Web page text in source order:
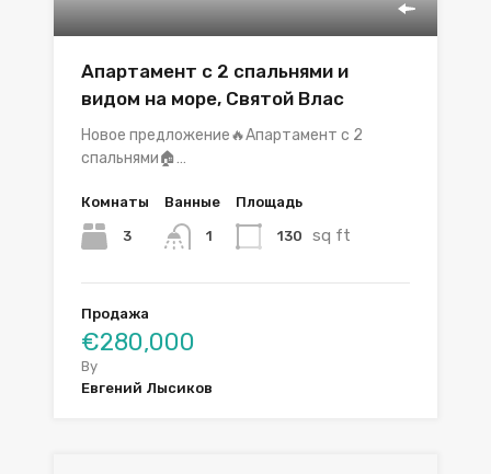
Апартамент с 2 спальнями и
видом на море, Святой Влас
Новое предложение🔥Апартамент с 2
спальнями🏠…
Комнаты
3
Ванные
1
Площадь
130 sq ft
Продажа
€280,000
By
Евгений Лысиков